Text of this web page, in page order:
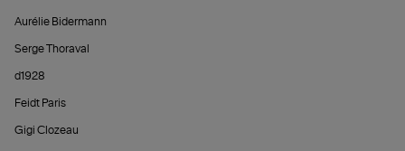
Aurélie Bidermann
Serge Thoraval
d1928
Feidt Paris
Gigi Clozeau